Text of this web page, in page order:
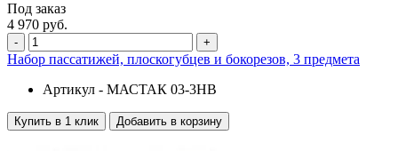
Под заказ
4 970 руб.
- +
Набор пассатижей, плоскогубцев и бокорезов, 3 предмета
Артикул - МАСТАК 03-3HB
Купить в 1 клик Добавить в корзину